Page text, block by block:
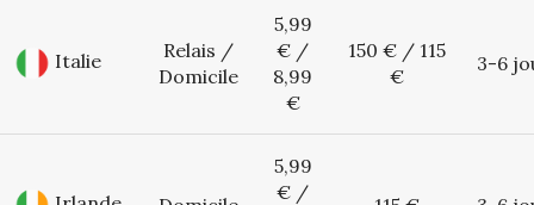
Italie
Relais /
Domicile
5,99
€ /
8,99
€
150 € / 115
€
3-6
5,99
€ /